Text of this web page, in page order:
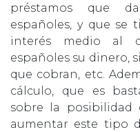
préstamos que
españoles, y que se
interés medio al
españoles su dinero,
que cobran, etc.
cálculo, que es
sobre la posibilidad
aumentar este tipo